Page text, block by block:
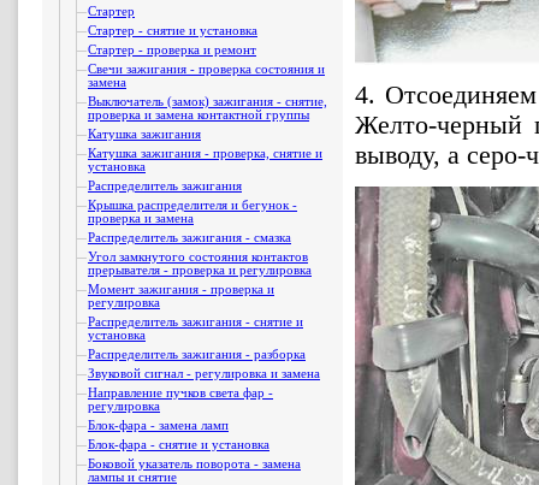
Стартер
Стартер - снятие и установка
Стартер - проверка и ремонт
Свечи зажигания - проверка состояния и
замена
Выключатель (замок) зажигания - снятие,
проверка и замена контактной группы
Катушка зажигания
Катушка зажигания - проверка, снятие и
установка
Распределитель зажигания
Крышка распределителя и бегунок -
проверка и замена
Распределитель зажигания - смазка
Угол замкнутого состояния контактов
прерывателя - проверка и регулировка
Момент зажигания - проверка и
регулировка
Распределитель зажигания - снятие и
установка
Распределитель зажигания - разборка
Звуковой сигнал - регулировка и замена
Направление пучков света фар -
регулировка
Блок-фара - замена ламп
Блок-фара - снятие и установка
Боковой указатель поворота - замена
лампы и снятие
4.
Желто-черный
выводу, а